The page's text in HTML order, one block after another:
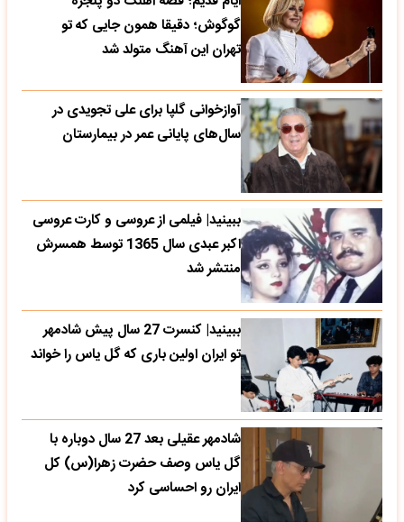
گوگوش؛ دقیقا همون جایی که تو
تهران این آهنگ متولد شد
آوازخوانی گلپا برای علی تجویدی در
سال‌های پایانی عمر در بیمارستان
ببینید| فیلمی از عروسی و کارت عروسی
اکبر عبدی سال 1365 توسط همسرش
منتشر شد
ببینید| کنسرت 27 سال پیش شادمهر
تو ایران اولین باری که گل یاس را خواند
شادمهر عقیلی بعد 27 سال دوباره با
گل یاس وصف حضرت زهرا(س) کل
ایران رو احساسی کرد